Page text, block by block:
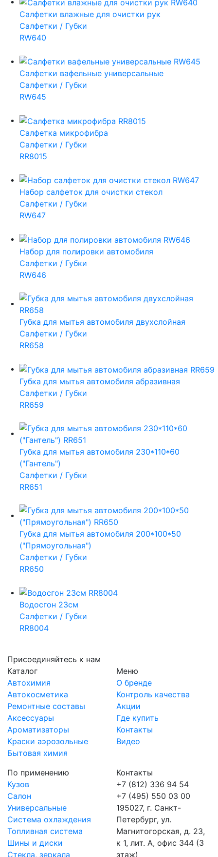
Салфетки влажные для очистки рук
Салфетки / Губки
RW640
Салфетки вафельные универсальные
Салфетки / Губки
RW645
Салфетка микрофибра
Салфетки / Губки
RR8015
Набор салфеток для очистки стекол
Салфетки / Губки
RW647
Набор для полировки автомобиля
Салфетки / Губки
RW646
Губка для мытья автомобиля двухслойная
Салфетки / Губки
RR658
Губка для мытья автомобиля абразивная
Салфетки / Губки
RR659
Губка для мытья автомобиля 230*110*60
("Гантель")
Салфетки / Губки
RR651
Губка для мытья автомобиля 200*100*50
("Прямоугольная")
Салфетки / Губки
RR650
Водосгон 23см
Салфетки / Губки
RR8004
Каталог
Автохимия
Автокосметика
Ремонтные составы
Аксессуары
Ароматизаторы
Краски аэрозольные
Бытовая химия
Меню
О бренде
Контроль качества
Акции
Где купить
Контакты
Видео
По применению
Кузов
Салон
Универсальные
Система охлаждения
Топливная система
Шины и диски
Стекла, зеркала
Контакты
+7 (812) 336 94 54
+7 (495) 550 03 00
195027, г. Санкт-
Петербург, ул.
Магнитогорская, д. 23,
к 1, лит. А, офис 344 (3
этаж)
Присоединяйтесь к нам